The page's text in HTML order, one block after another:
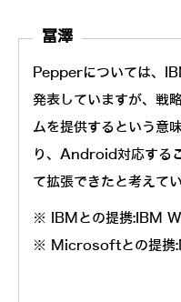
冨澤
Pepperについては、
発表していますが、戦
ムを提供するという意
り、Android対応する
て拡張できたと考えてい
※ IBMとの提携:IBM
※ Microsoftとの提携